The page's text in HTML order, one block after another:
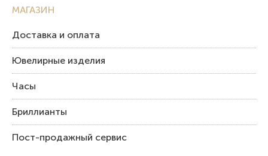
МАГАЗИН
Доставка и оплата
Ювелирные изделия
Часы
Бриллианты
Пост-продажный сервис